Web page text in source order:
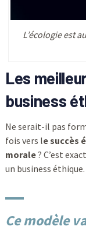
L’écologie est
Les
business
Ne serait-il pas
fois vers le succès
morale? C’est
un business éthique.
Ce modèle